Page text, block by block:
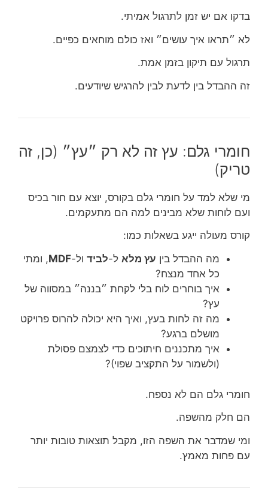
בדקו אם יש זמן לתרגול אמיתי.
לא ״תראו איך עושים״ ואז כולם מוחאים כפיים.
תרגול עם תיקון בזמן אמת.
זה ההבדל בין לדעת לבין להרגיש שיודעים.
חומרי גלם: עץ זה לא רק ״עץ״ (כן, זה
טריק)
מי שלא למד על חומרי גלם בקורס, יוצא עם חור בכיס
ועם לוחות שלא מבינים למה הם מתעקמים.
קורס מעולה ייגע בשאלות כמו:
מה ההבדל בין עץ מלא ל-לביד ול-MDF, ומתי
כל אחד מנצח?
איך בוחרים לוח בלי לקחת ״בננה״ במסווה של
עץ?
מה זה לחות בעץ, ואיך היא יכולה להרוס פרויקט
מושלם ברגע?
איך מתכננים חיתוכים כדי לצמצם פסולת
(ולשמור על התקציב שפוי)?
חומרי גלם הם לא נספח.
הם חלק מהשפה.
ומי שמדבר את השפה הזו, מקבל תוצאות טובות יותר
עם פחות מאמץ.